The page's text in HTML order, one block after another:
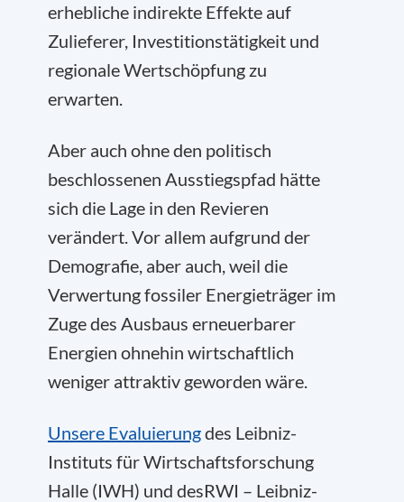
erhebliche indirekte Effekte auf
Zulieferer, Investitionstätigkeit und
regionale Wertschöpfung zu
erwarten.
Aber auch ohne den politisch
beschlossenen Ausstiegspfad hätte
sich die Lage in den Revieren
verändert. Vor allem aufgrund der
Demografie, aber auch, weil die
Verwertung fossiler Energieträger im
Zuge des Ausbaus erneuerbarer
Energien ohnehin wirtschaftlich
weniger attraktiv geworden wäre.
Unsere Evaluierungdes Leibniz-
Instituts für Wirtschaftsforschung
Halle (IWH) und desRWI – Leibniz-